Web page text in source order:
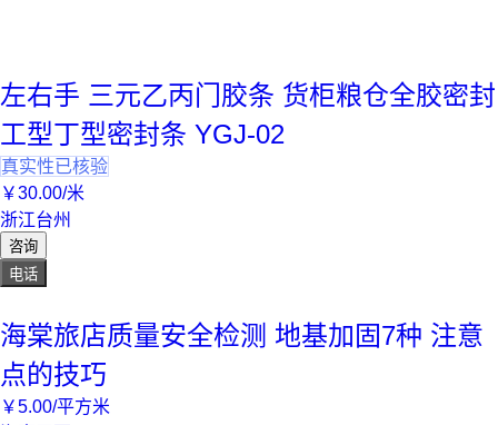
左右手 三元乙丙门胶条 货柜粮仓全胶密封
工型丁型密封条 YGJ-02
真实性已核验
￥30.00/米
浙江台州
咨询
电话
海棠旅店质量安全检测 地基加固7种 注意
点的技巧
￥5.00/平方米